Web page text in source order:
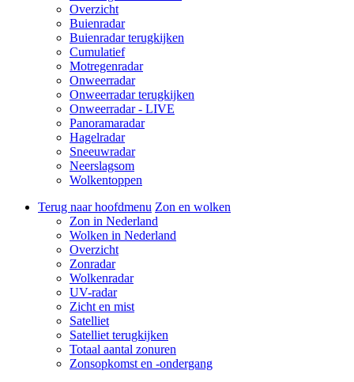
Overzicht
Buienradar
Buienradar terugkijken
Cumulatief
Motregenradar
Onweerradar
Onweerradar terugkijken
Onweerradar - LIVE
Panoramaradar
Hagelradar
Sneeuwradar
Neerslagsom
Wolkentoppen
Terug naar hoofdmenu Zon en wolken
Zon in Nederland
Wolken in Nederland
Overzicht
Zonradar
Wolkenradar
UV-radar
Zicht en mist
Satelliet
Satelliet terugkijken
Totaal aantal zonuren
Zonsopkomst en -ondergang